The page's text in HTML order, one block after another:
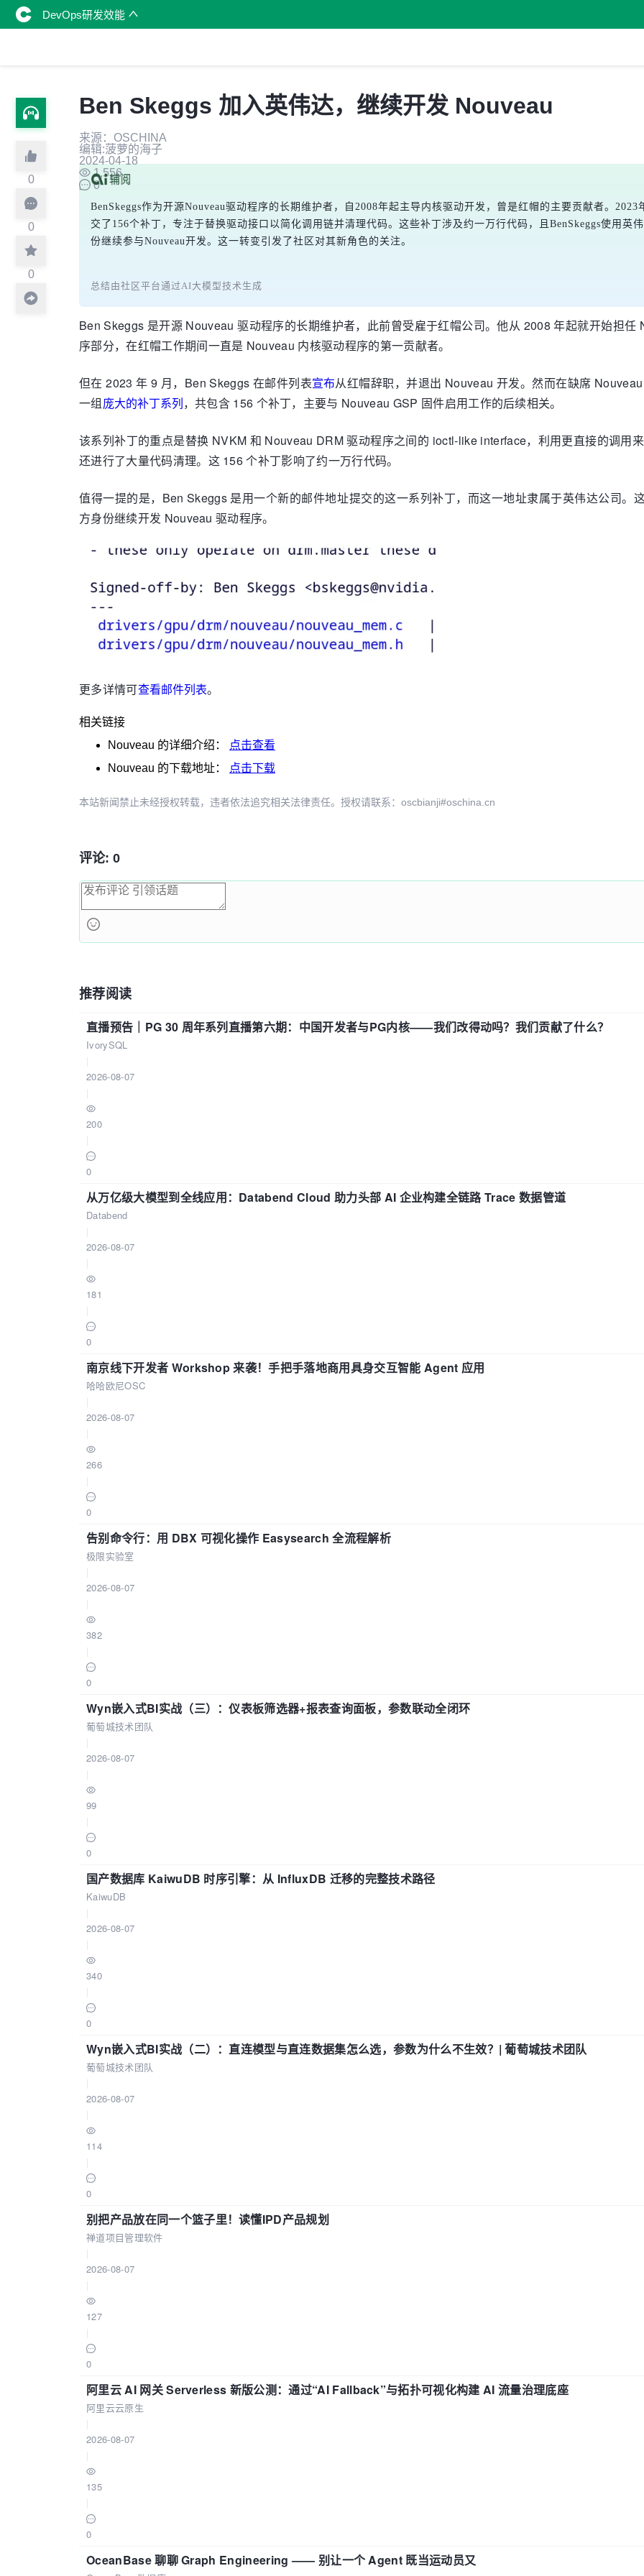
DevOps研发效能
0
0
0
Ben Skeggs 加入英伟达，继续开发 Nouveau
来源：OSCHINA
编辑:菠萝的海子
2024-04-18
1,556
0
BenSkeggs作为开源Nouveau驱动程序的长期维护者，自2008年起主导内核驱动开发，曾是红帽的主要贡献者。
交了156个补丁，专注于替换驱动接口以简化调用链并清理代码。这些补丁涉及约一万行代码，且BenSkeggs使用英
份继续参与Nouveau开发。这一转变引发了社区对其新角色的关注。
总结由社区平台通过AI大模型技术生成
Ben Skeggs 是开源 Nouveau 驱动程序的长期维护者，此前曾受雇于红帽公司。他从 2008 年起就开始担
序部分，在红帽工作期间一直是 Nouveau 内核驱动程序的第一贡献者。
但在 2023 年 9 月，Ben Skeggs 在邮件列表宣布从红帽辞职，并退出 Nouveau 开发。然而在缺席
一组庞大的补丁系列，共包含 156 个补丁，主要与 Nouveau GSP 固件启用工作的后续相关。
该系列补丁的重点是替换 NVKM 和 Nouveau DRM 驱动程序之间的 ioctl-like interface，利用更直接的调用
还进行了大量代码清理。这 156 个补丁影响了约一万行代码。
值得一提的是，Ben Skeggs 是用一个新的邮件地址提交的这一系列补丁，而这一地址隶属于英伟达公司。
方身份继续开发 Nouveau 驱动程序。
更多详情可查看邮件列表。
相关链接
Nouveau 的详细介绍：
点击查看
Nouveau 的下载地址： 点击下载
本站新闻禁止未经授权转载，违者依法追究相关法律责任。授权请联系：oscbianji#oschina.cn
评论: 0
推荐阅读
直播预告｜PG 30 周年系列直播第六期：中国开发者与PG内核——我们改得动吗？我们贡献了什么？
IvorySQL
2026-08-07
200
0
从万亿级大模型到全线应用：Databend Cloud 助力头部 AI 企业构建全链路 Trace 数据管道
Databend
2026-08-07
181
0
南京线下开发者 Workshop 来袭！手把手落地商用具身交互智能 Agent 应用
哈哈欧尼OSC
2026-08-07
266
0
告别命令行：用 DBX 可视化操作 Easysearch 全流程解析
极限实验室
2026-08-07
382
0
Wyn嵌入式BI实战（三）：仪表板筛选器+报表查询面板，参数联动全闭环
葡萄城技术团队
2026-08-07
99
0
国产数据库 KaiwuDB 时序引擎：从 InfluxDB 迁移的完整技术路径
KaiwuDB
2026-08-07
340
0
Wyn嵌入式BI实战（二）：直连模型与直连数据集怎么选，参数为什么不生效？| 葡萄城技术团队
葡萄城技术团队
2026-08-07
114
0
别把产品放在同一个篮子里！读懂IPD产品规划
禅道项目管理软件
2026-08-07
127
0
阿里云 AI 网关 Serverless 新版公测：通过“AI Fallback”与拓扑可视化构建 AI 流量治理底座
阿里云云原生
2026-08-07
135
0
OceanBase 聊聊 Graph Engineering —— 别让一个 Agent 既当运动员又